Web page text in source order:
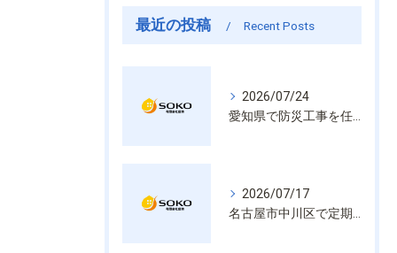
最近の投稿 Recent Posts
2026/07/24
2026/07/17